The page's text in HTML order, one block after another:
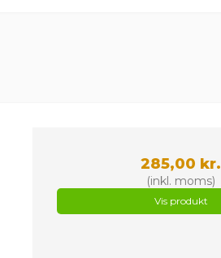
285,00 kr.
(inkl. moms)
Vis produkt